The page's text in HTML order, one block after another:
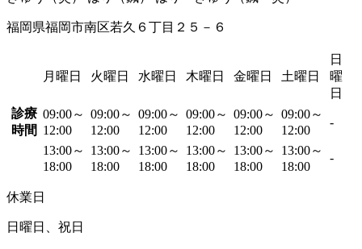
福岡県福岡市南区若久６丁目２５－６
月曜日 火曜日 水曜日 木曜日 金曜日 土曜日
日
曜
日
診療
時間
09:00～
12:00
09:00～
12:00
09:00～
12:00
09:00～
12:00
09:00～
12:00
09:00～
12:00
-
13:00～
18:00
13:00～
18:00
13:00～
18:00
13:00～
18:00
13:00～
18:00
13:00～
18:00
-
休業日
日曜日、祝日